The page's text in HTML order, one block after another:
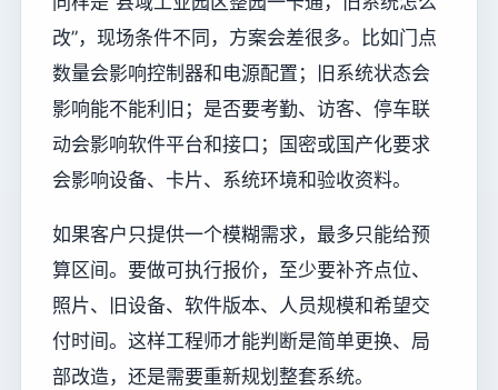
改”，现场条件不同，方案会差很多。比如门点
数量会影响控制器和电源配置；旧系统状态会
影响能不能利旧；是否要考勤、访客、停车联
动会影响软件平台和接口；国密或国产化要求
会影响设备、卡片、系统环境和验收资料。
如果客户只提供一个模糊需求，最多只能给预
算区间。要做可执行报价，至少要补齐点位、
照片、旧设备、软件版本、人员规模和希望交
付时间。这样工程师才能判断是简单更换、局
部改造，还是需要重新规划整套系统。